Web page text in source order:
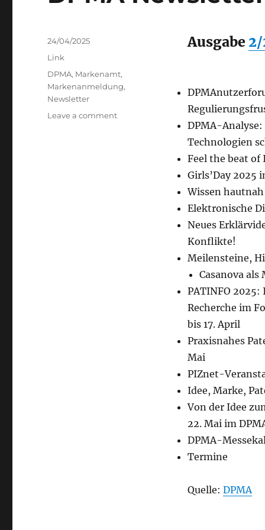
Ausgabe 2/
DPMA-
Technologien
Feel the beat
Girls’Day 2025
Wissen
Elektronische
Neues
Konflikte!
Meilensteine,
Casanova
PATINFO
Recherche im
bis 17. April
Praxisnahes
Mai
PIZnet-
Idee, Marke,
Von der Idee
22. Mai im
DPMA-
Termine
Quelle: DPMA
Posted
on
24/04/2025
Categories
Link
Tags
DPMA, Markenamt,
Markenanmeldung,
Newsletter
Leave a commenton